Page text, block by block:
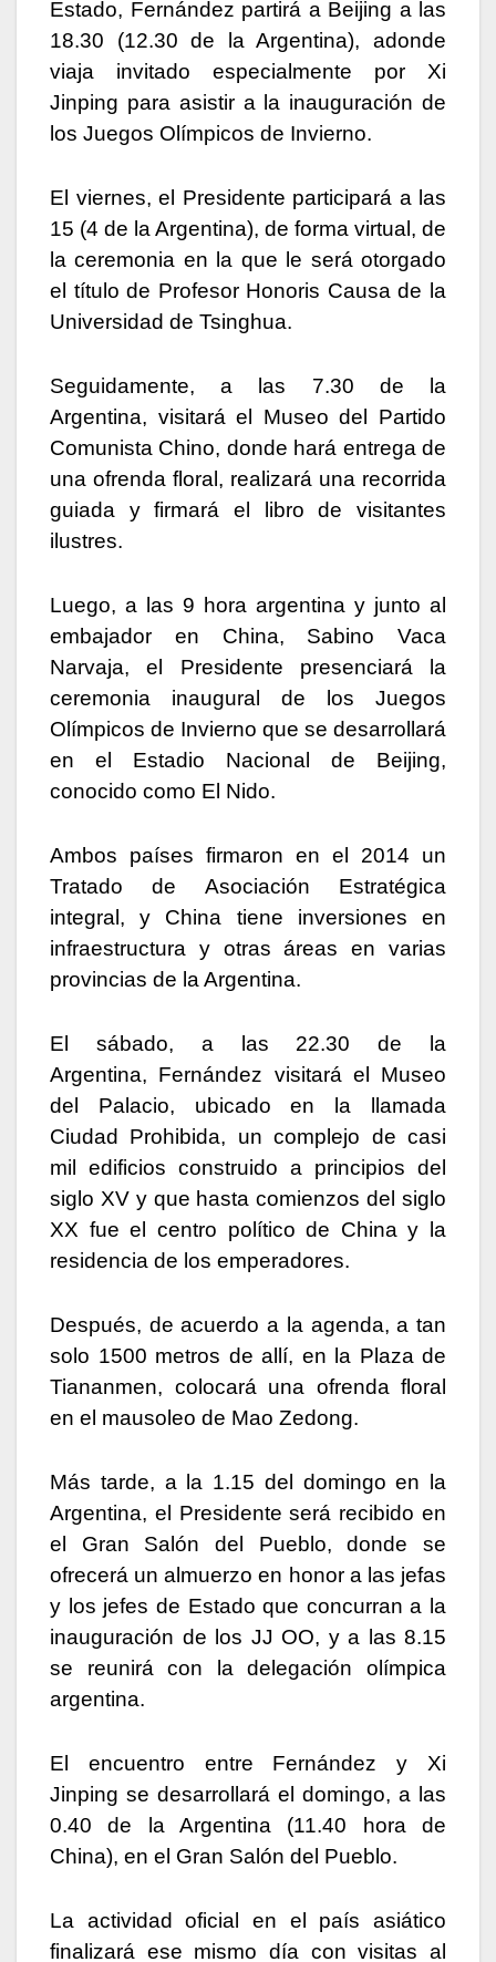
Estado, Fernández partirá a Beijing a las
18.30 (12.30 de la Argentina), adonde
viaja invitado especialmente por Xi
Jinping para asistir a la inauguración de
los Juegos Olímpicos de Invierno.
El viernes, el Presidente participará a las
15 (4 de la Argentina), de forma virtual, de
la ceremonia en la que le será otorgado
el título de Profesor Honoris Causa de la
Universidad de Tsinghua.
Seguidamente, a las 7.30 de la
Argentina, visitará el Museo del Partido
Comunista Chino, donde hará entrega de
una ofrenda floral, realizará una recorrida
guiada y firmará el libro de visitantes
ilustres.
Luego, a las 9 hora argentina y junto al
embajador en China, Sabino Vaca
Narvaja, el Presidente presenciará la
ceremonia inaugural de los Juegos
Olímpicos de Invierno que se desarrollará
en el Estadio Nacional de Beijing,
conocido como El Nido.
Ambos países firmaron en el 2014 un
Tratado de Asociación Estratégica
integral, y China tiene inversiones en
infraestructura y otras áreas en varias
provincias de la Argentina.
El sábado, a las 22.30 de la
Argentina, Fernández visitará el Museo
del Palacio, ubicado en la llamada
Ciudad Prohibida, un complejo de casi
mil edificios construido a principios del
siglo XV y que hasta comienzos del siglo
XX fue el centro político de China y la
residencia de los emperadores.
Después, de acuerdo a la agenda, a tan
solo 1500 metros de allí, en la Plaza de
Tiananmen, colocará una ofrenda floral
en el mausoleo de Mao Zedong.
Más tarde, a la 1.15 del domingo en la
Argentina, el Presidente será recibido en
el Gran Salón del Pueblo, donde se
ofrecerá un almuerzo en honor a las jefas
y los jefes de Estado que concurran a la
inauguración de los JJ OO, y a las 8.15
se reunirá con la delegación olímpica
argentina.
El encuentro entre Fernández y Xi
Jinping se desarrollará el domingo, a las
0.40 de la Argentina (11.40 hora de
China), en el Gran Salón del Pueblo.
La actividad oficial en el país asiático
finalizará ese mismo día con visitas al